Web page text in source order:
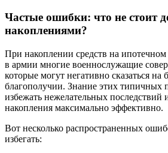
Частые ошибки: что не стоит
накоплениями?
При накоплении средств на
в армии многие военнослужащие
которые могут негативно сказаться
благополучии. Знание этих типичных
избежать нежелательных последствий
накопления максимально эффективно.
Вот несколько распространенных
избегать: